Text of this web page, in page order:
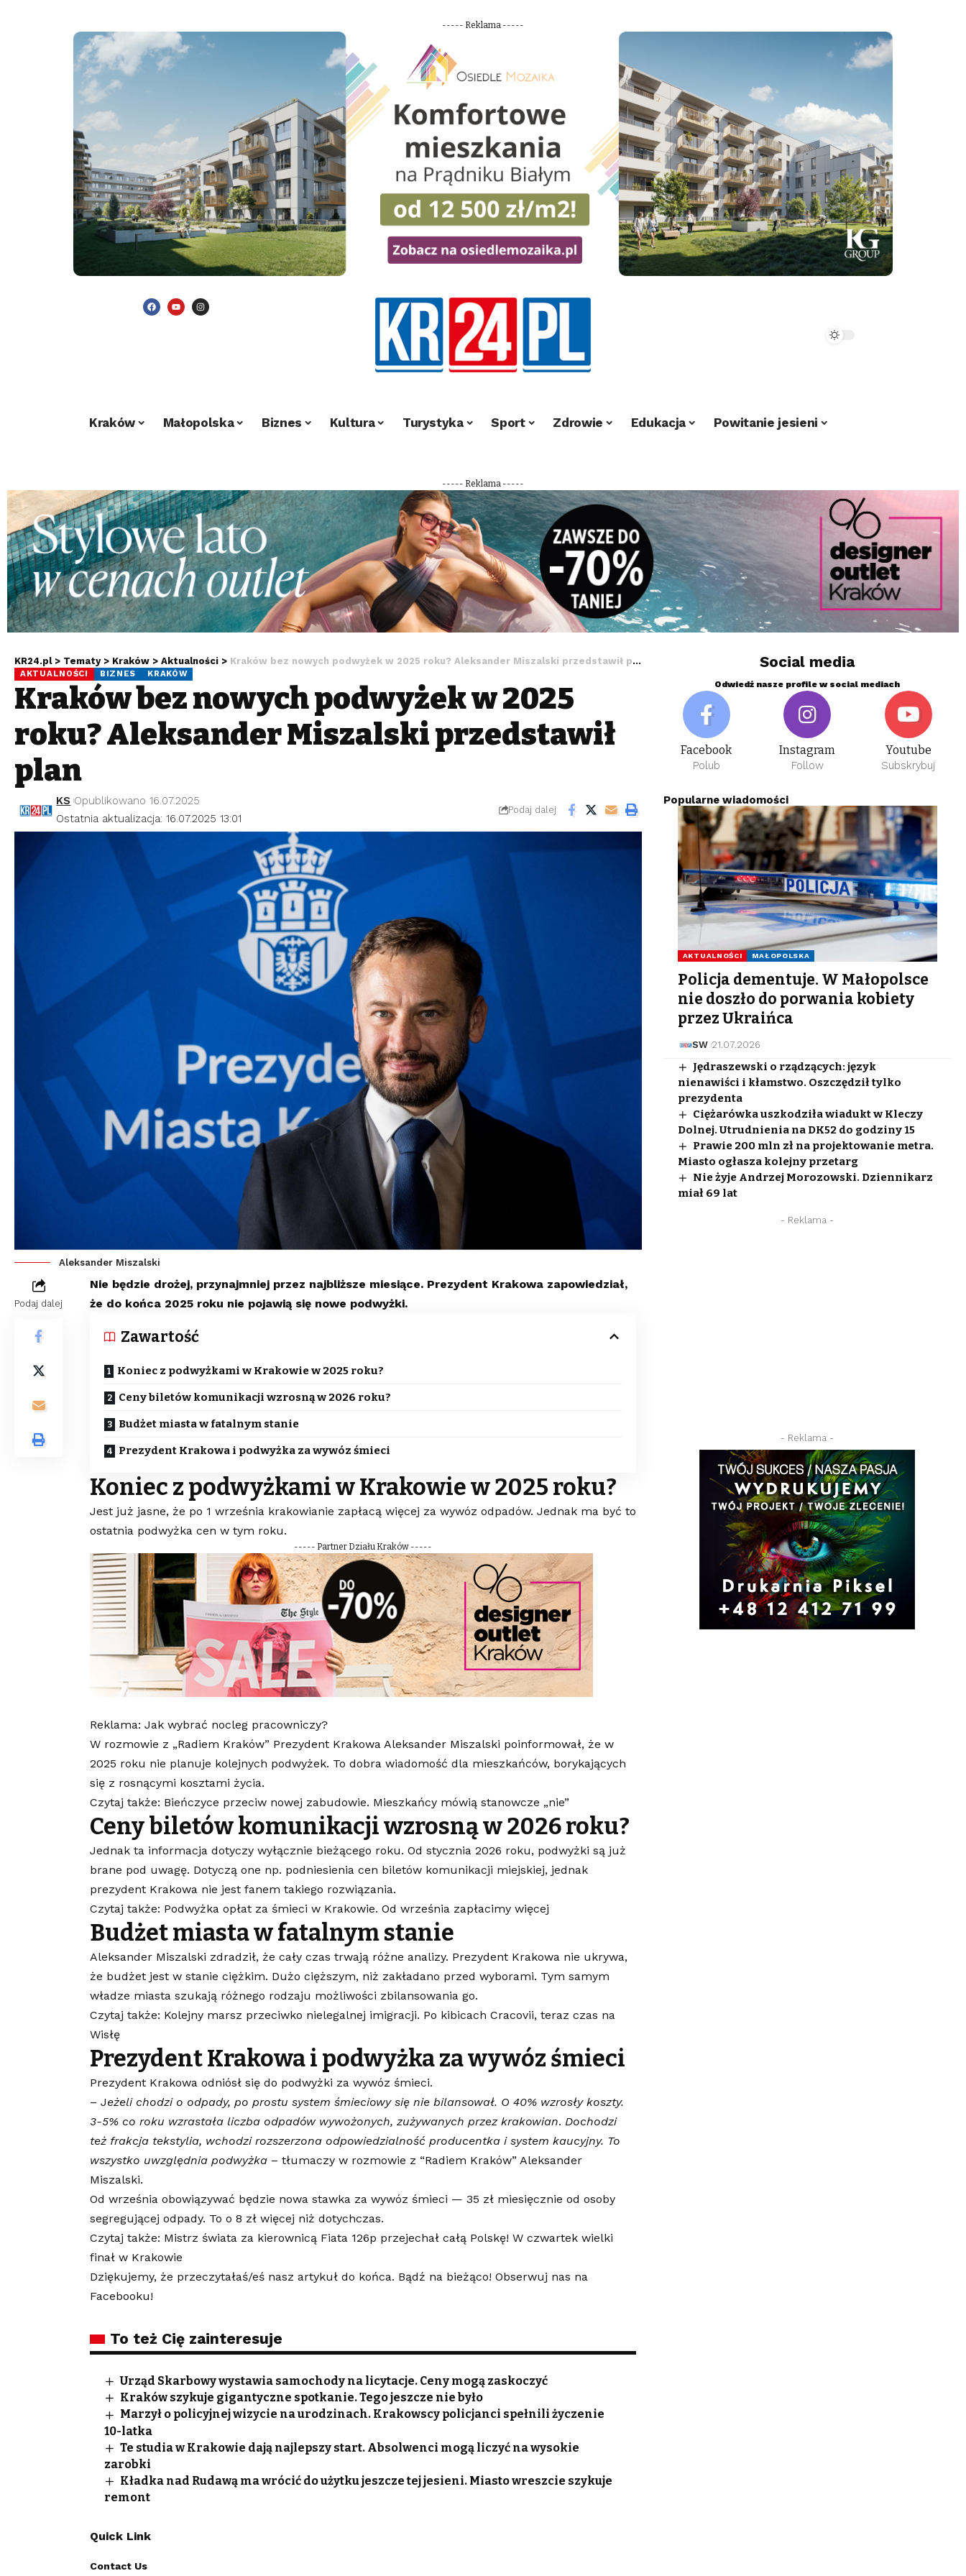
----- Reklama -----
Kraków Małopolska Biznes Kultura Turystyka Sport Zdrowie Edukacja Powitanie jesieni
----- Reklama -----
KR24.pl> Tematy> Kraków > Aktualności > Kraków bez nowych podwyżek w 2025 roku? Aleksander Miszalski przedstawił plan
AKTUALNOŚCI BIZNES KRAKÓW
Kraków bez nowych podwyżek w 2025
roku? Aleksander Miszalski przedstawił
plan
Ostatnia aktualizacja: 16.07.2025 13:01
KS Opublikowano 16.07.2025
Podaj dalej
Aleksander Miszalski
Podaj dalej
Nie będzie drożej, przynajmniej przez najbliższe miesiące. Prezydent Krakowa zapowiedział,
że do końca 2025 roku nie pojawią się nowe podwyżki.
Zawartość
Koniec z podwyżkami w Krakowie w 2025 roku?
Ceny biletów komunikacji wzrosną w 2026 roku?
Budżet miasta w fatalnym stanie
Prezydent Krakowa i podwyżka za wywóz śmieci
Koniec z podwyżkami w Krakowie w 2025 roku?
Jest już jasne, że po 1 września krakowianie zapłacą więcej za wywóz odpadów. Jednak ma być to
ostatnia podwyżka cen w tym roku.
----- Partner Działu Kraków -----
Reklama: Jak wybrać nocleg pracowniczy?
W rozmowie z „Radiem Kraków” Prezydent Krakowa Aleksander Miszalski poinformował, że w
2025 roku nie planuje kolejnych podwyżek. To dobra wiadomość dla mieszkańców, borykających
się z rosnącymi kosztami życia.
Czytaj także: Bieńczyce przeciw nowej zabudowie. Mieszkańcy mówią stanowcze „nie”
Ceny biletów komunikacji wzrosną w 2026 roku?
Jednak ta informacja dotyczy wyłącznie bieżącego roku. Od stycznia 2026 roku, podwyżki są już
brane pod uwagę. Dotyczą one np. podniesienia cen biletów komunikacji miejskiej, jednak
prezydent Krakowa nie jest fanem takiego rozwiązania.
Czytaj także: Podwyżka opłat za śmieci w Krakowie. Od września zapłacimy więcej
Budżet miasta w fatalnym stanie
Aleksander Miszalski zdradził, że cały czas trwają różne analizy. Prezydent Krakowa nie ukrywa,
że budżet jest w stanie ciężkim. Dużo cięższym, niż zakładano przed wyborami. Tym samym
władze miasta szukają różnego rodzaju możliwości zbilansowania go.
Czytaj także: Kolejny marsz przeciwko nielegalnej imigracji. Po kibicach Cracovii, teraz czas na
Wisłę
Prezydent Krakowa i podwyżka za wywóz śmieci
Prezydent Krakowa odniósł się do podwyżki za wywóz śmieci.
– Jeżeli chodzi o odpady, po prostu system śmieciowy się nie bilansował. O 40% wzrosły koszty.
3-5% co roku wzrastała liczba odpadów wywożonych, zużywanych przez krakowian. Dochodzi
też frakcja tekstylia, wchodzi rozszerzona odpowiedzialność producentka i system kaucyjny. To
wszystko uwzględnia podwyżka– tłumaczy w rozmowie z “Radiem Kraków” Aleksander
Miszalski.
Od września obowiązywać będzie nowa stawka za wywóz śmieci — 35 zł miesięcznie od osoby
segregującej odpady. To o 8 zł więcej niż dotychczas.
Czytaj także: Mistrz świata za kierownicą Fiata 126p przejechał całą Polskę! W czwartek wielki
finał w Krakowie
Dziękujemy, że przeczytałaś/eś nasz artykuł do końca. Bądź na bieżąco! Obserwuj nas na
Facebooku!
To też Cię zainteresuje
Urząd Skarbowy wystawia samochody na licytacje. Ceny mogą zaskoczyć
Kraków szykuje gigantyczne spotkanie. Tego jeszcze nie było
Marzył o policyjnej wizycie na urodzinach. Krakowscy policjanci spełnili życzenie
10-latka
Te studia w Krakowie dają najlepszy start. Absolwenci mogą liczyć na wysokie
zarobki
Kładka nad Rudawą ma wrócić do użytku jeszcze tej jesieni. Miasto wreszcie szykuje
remont
Quick Link
Contact Us
Social media
Odwiedź nasze profile w social mediach
Facebook
Polub
Instagram
Follow
Youtube
Subskrybuj
Popularne wiadomości
AKTUALNOŚCI MAŁOPOLSKA
Policja dementuje. W Małopolsce
nie doszło do porwania kobiety
przez Ukraińca
SW 21.07.2026
Jędraszewski o rządzących: język
nienawiści i kłamstwo. Oszczędził tylko
prezydenta
Ciężarówka uszkodziła wiadukt w Kleczy
Dolnej. Utrudnienia na DK52 do godziny 15
Prawie 200 mln zł na projektowanie metra.
Miasto ogłasza kolejny przetarg
Nie żyje Andrzej Morozowski. Dziennikarz
miał 69 lat
- Reklama -
- Reklama -